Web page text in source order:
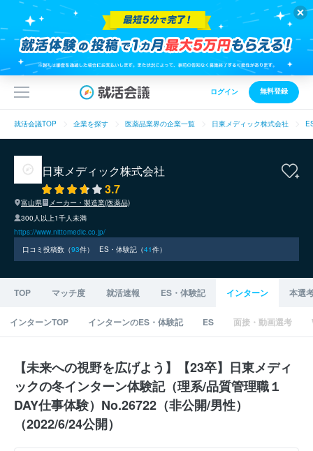
ログイン 無料登録
就活会議TOP 企業を探す 医薬品業界の企業一覧 日東メディック株式会社
日東メディック株式会社
3.7
富山県
メーカー・製造業(医薬品)
300人以上1千人未満
https://www.nittomedic.co.jp/
口コミ投稿数（93件） ES・体験記（41件）
TOP マッチ度 就活速報 ES・体験記 インターン 本選
インターンTOP インターンのES・体験記 ES 面接・動画選考
【未来への視野を広げよう】【23卒】日東メディ
ックの冬インターン体験記（理系/品質管理職１
DAY仕事体験）No.26722（非公開/男性）
（2022/6/24公開）